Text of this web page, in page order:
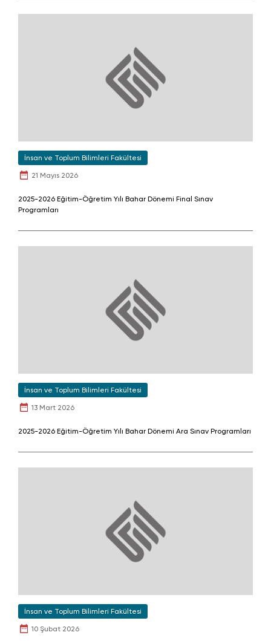
İnsan ve Toplum Bilimleri Fakültesi
21 Mayıs 2026
2025-2026 Eğitim-Öğretim Yılı Bahar Dönemi Final Sınav
Programları
İnsan ve Toplum Bilimleri Fakültesi
13 Mart 2026
2025-2026 Eğitim-Öğretim Yılı Bahar Dönemi Ara Sınav Programları
İnsan ve Toplum Bilimleri Fakültesi
10 Şubat 2026